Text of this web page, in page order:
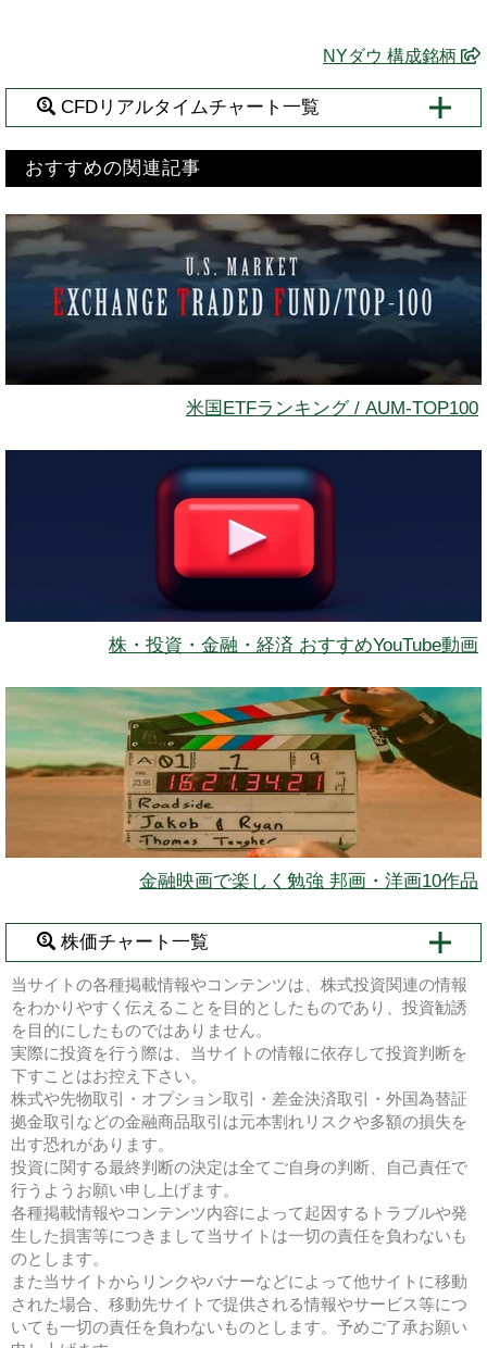
NYダウ 構成銘柄
CFDリアルタイムチャート一覧
おすすめの関連記事
米国ETFランキング / AUM-TOP100
株・投資・金融・経済 おすすめYouTube動画
金融映画で楽しく勉強 邦画・洋画10作品
株価チャート一覧
当サイトの各種掲載情報やコンテンツは、株式投資関連の情報
をわかりやすく伝えることを目的としたものであり、投資勧誘
を目的にしたものではありません。
実際に投資を行う際は、当サイトの情報に依存して投資判断を
下すことはお控え下さい。
株式や先物取引・オプション取引・差金決済取引・外国為替証
拠金取引などの金融商品取引は元本割れリスクや多額の損失を
出す恐れがあります。
投資に関する最終判断の決定は全てご自身の判断、自己責任で
行うようお願い申し上げます。
各種掲載情報やコンテンツ内容によって起因するトラブルや発
生した損害等につきまして当サイトは一切の責任を負わないも
のとします。
また当サイトからリンクやバナーなどによって他サイトに移動
された場合、移動先サイトで提供される情報やサービス等につ
いても一切の責任を負わないものとします。予めご了承お願い